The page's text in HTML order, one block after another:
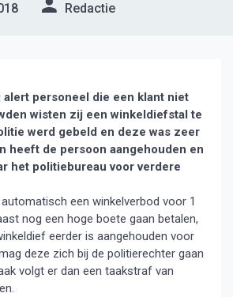
Redactie
alert personeel die een klant niet
wisten zij een winkeldiefstal te
werd gebeld en deze was zeer
heeft de persoon aangehouden en
het politiebureau voor verdere
een winkelverbod voor 1
nog een hoge boete gaan betalen,
eerder is aangehouden voor
deze zich bij de politierechter gaan
volgt er dan een taakstraf van